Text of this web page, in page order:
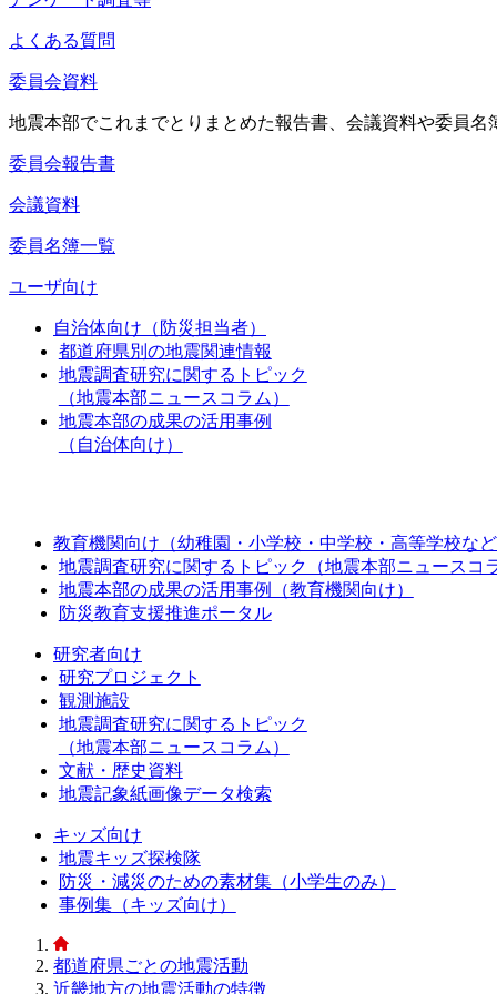
よくある質問
委員会資料
地震本部でこれまでとりまとめた報告書、会議資料や委員名
委員会報告書
会議資料
委員名簿一覧
ユーザ向け
自治体向け（防災担当者）
都道府県別の地震関連情報
地震調査研究に関するトピック
（地震本部ニュースコラム）
地震本部の成果の活用事例
（自治体向け）
教育機関向け（幼稚園・小学校・中学校・高等学校など
地震調査研究に関するトピック（地震本部ニュースコ
地震本部の成果の活用事例（教育機関向け）
防災教育支援推進ポータル
研究者向け
研究プロジェクト
観測施設
地震調査研究に関するトピック
（地震本部ニュースコラム）
文献・歴史資料
地震記象紙画像データ検索
キッズ向け
地震キッズ探検隊
防災・減災のための素材集（小学生のみ）
事例集（キッズ向け）
都道府県ごとの地震活動
近畿地方の地震活動の特徴